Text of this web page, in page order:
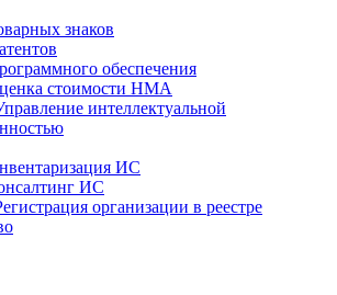
знаков
обеспечения
стоимости НМА
интеллектуальной
ИС
ИС
организации в реестре